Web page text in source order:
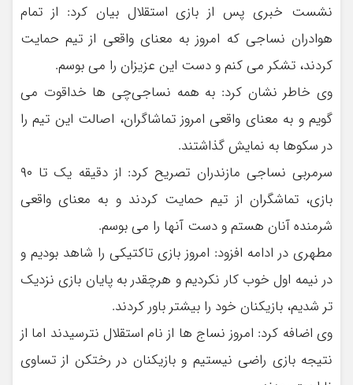
نشست خبری پس از بازی استقلال بیان کرد: از تمام
هوادران نساجی که امروز به معنای واقعی از تیم حمایت
کردند، تشکر می کنم و دست این عزیزان را می بوسم.
وی خاطر نشان کرد: به همه نساجی‌چی ها خداقوت می
گویم و به معنای واقعی امروز تماشاگران، اصالت این تیم را
در سکوها به نمایش گذاشتند.
سرمربی نساجی مازندران تصریح کرد: از دقیقه یک تا ۹۰
بازی، تماشگران از تیم حمایت کردند و به معنای واقعی
شرمنده آنان هستم و دست آنها را می بوسم.
مطهری در ادامه افزود: امروز بازی تاکتیکی را شاهد بودیم و
در نیمه اول خوب کار نکردیم و هرچقدر به پایان بازی نزدیک
تر شدیم، بازیکنان خود را بیشتر باور کردند.
وی اضافه کرد: امروز نساج ها از نام استقلال نترسیدند اما از
نتیجه بازی راضی نیستیم و بازیکنان در رختکن از تساوی